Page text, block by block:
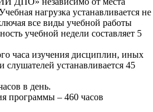
нагрузка устанавливается не
все виды учебной работы
учебной недели составляет 5
часа изучения дисциплин, иных
слушателей устанавливается 45
в день.
программы – 460 часов